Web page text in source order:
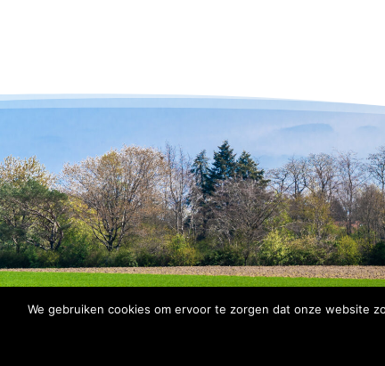
©
We gebruiken cookies om ervoor te zorgen dat onze website